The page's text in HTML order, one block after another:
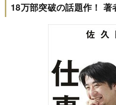
18万部突破の話題作！ 著